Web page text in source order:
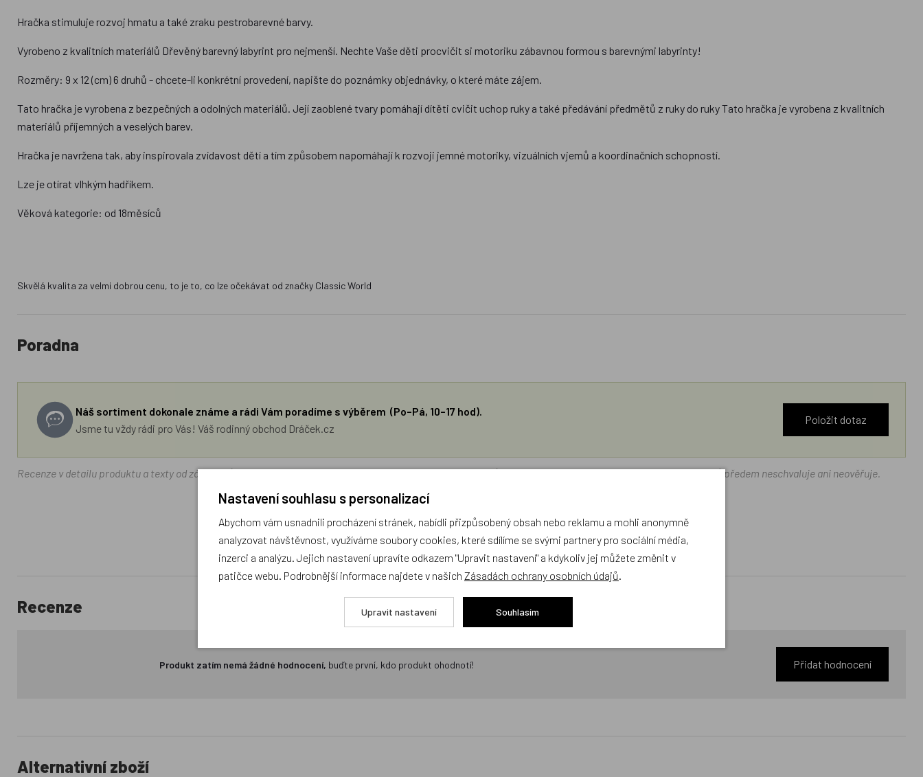
Hračka stimuluje rozvoj hmatu a také zraku pestrobarevné barvy.
Vyrobeno z kvalitních materiálů Dřevěný barevný labyrint pro nejmenší. Nechte Vaše děti procvičit si motoriku zábavnou formou s barevnými labyrinty!
Rozměry: 9 x 12 (cm) 6 druhů - chcete-li konkrétní provedení, napište do poznámky objednávky, o které máte zájem.
Tato hračka je vyrobena z bezpečných a odolných materiálů. Její zaoblené tvary pomáhají dítěti cvičit uchop ruky a také předávání předmětů z ruky do ruky Tato hračka je vyrobena z kvalitních
materiálů příjemných a veselých barev.
Hračka je navržena tak, aby inspirovala zvídavost dětí a tím způsobem napomáhají k rozvoji jemné motoriky, vizuálních vjemů a koordinačních schopností.
Lze je otírat vlhkým hadříkem.
Věková kategorie: od 18měsíců
Skvělá kvalita za velmi dobrou cenu, to je to, co lze očekávat od značky Classic World
Poradna
Náš sortiment dokonale známe a rádi Vám poradíme s výběrem (Po–Pá, 10–17 hod).
Jsme tu vždy rádi pro Vás! Váš rodinný obchod Dráček.cz
Položit dotaz
Recenze v detailu produktu a texty od zákazníků v poradně odrážejí výhradně názory a stanoviska zákazníků. Provozovatel e-shopu Dráček.cz texty zákazníků předem neschvaluje ani neověřuje.
Zatím zde nejsou žádné dotazy. Buďte první, kdo se zeptá!
Recenze
Produkt zatím nemá žádné hodnocení, buďte první, kdo produkt ohodnotí! Přidat hodnocení
Alternativní zboží
Nastavení souhlasu s personalizací
Abychom vám usnadnili procházení stránek, nabídli přizpůsobený obsah nebo reklamu a mohli anonymně
analyzovat návštěvnost, využíváme soubory cookies, které sdílíme se svými partnery pro sociální média,
inzerci a analýzu. Jejich nastavení upravíte odkazem "Upravit nastavení" a kdykoliv jej můžete změnit v
patičce webu. Podrobnější informace najdete v našich Zásadách ochrany osobních údajů
Upravit nastavení Souhlasím